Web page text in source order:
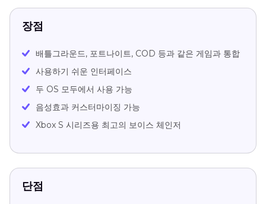
장점
배틀그라운드, 포트나이트, COD 등과 같은 게임과 통합
사용하기 쉬운 인터페이스
두 OS 모두에서 사용 가능
음성효과 커스터마이징 가능
Xbox S 시리즈용 최고의 보이스 체인저
단점